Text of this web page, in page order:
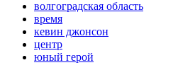
волгоградская область
время
кевин джонсон
центр
юный герой